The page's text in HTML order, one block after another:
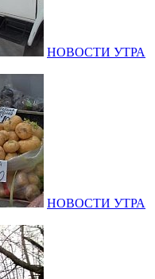
НОВОСТИ УТРА
НОВОСТИ УТРА